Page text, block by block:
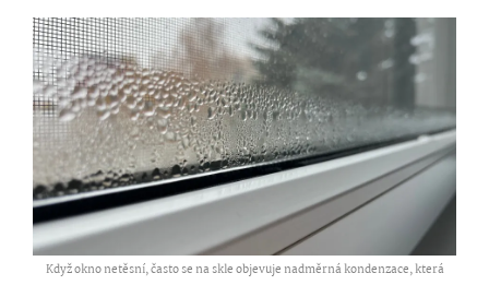
Když okno netěsní, často se na skle objevuje nadměrná kondenzace, která